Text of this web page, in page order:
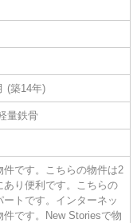
(築14年)
量鉄骨
件です。こちらの物件は2
あり便利です。こちらの
ートです。インターネッ
件です。New Storiesで物